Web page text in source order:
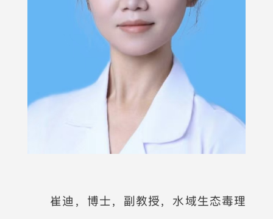
崔迪，博士，副教授，水域生态毒理